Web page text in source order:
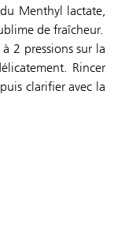
Menthyl lactate,
de fraîcheur.
2 pressions sur la
Rincer
clarifier avec la